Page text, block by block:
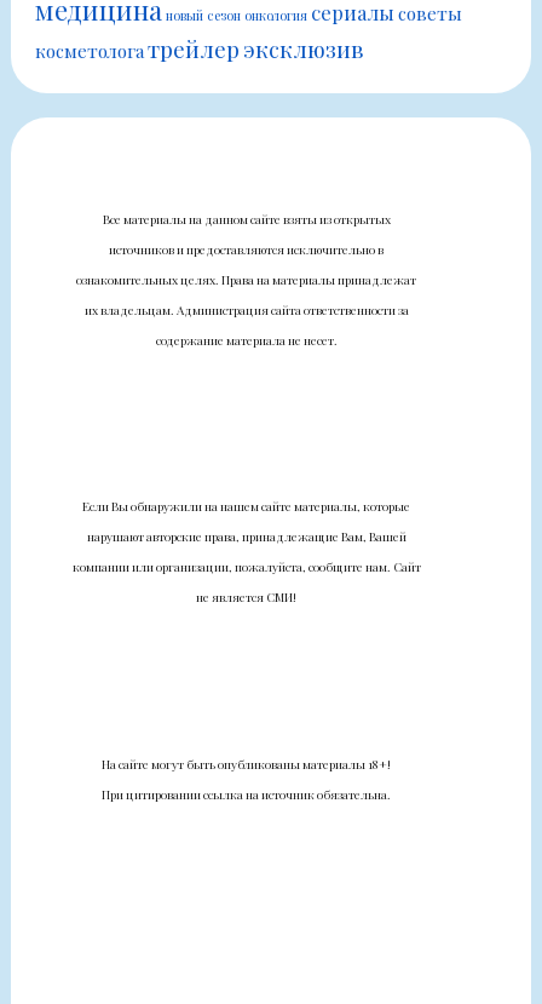
медицина новый сезон онкология сериалы советы
косметологатрейлер эксклюзив
Все материалы на данном сайте взяты из открытых
источников и предоставляются исключительно в
ознакомительных целях. Права на материалы принадлежат
их владельцам. Администрация сайта ответственности за
содержание материала не несет.
Если Вы обнаружили на нашем сайте материалы, которые
нарушают авторские права, принадлежащие Вам, Вашей
компании или организации, пожалуйста, сообщите нам. Сайт
не является СМИ!
На сайте могут быть опубликованы материалы 18+!
При цитировании ссылка на источник обязательна.